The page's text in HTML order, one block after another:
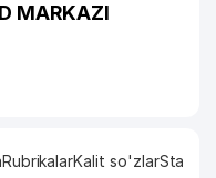
MARKAZI
RubrikalarKalit so'zlar